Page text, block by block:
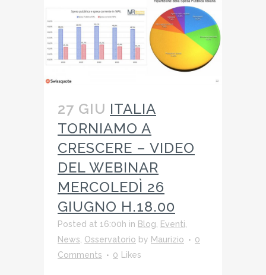
27 GIU ITALIA
TORNIAMO A
CRESCERE – VIDEO
DEL WEBINAR
MERCOLEDÌ 26
GIUGNO H.18.00
Posted at 16:00h in Blog Eventi
News Osservatorio by Maurizio
0
Comments
0 Likes